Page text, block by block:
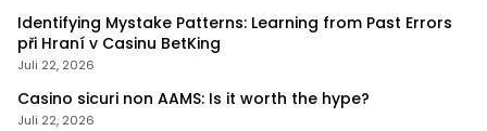
Identifying Mystake Patterns: Learning from Past Errors
při Hraní v Casinu BetKing
Juli 22, 2026
Casino sicuri non AAMS: Is it worth the hype?
Juli 22, 2026